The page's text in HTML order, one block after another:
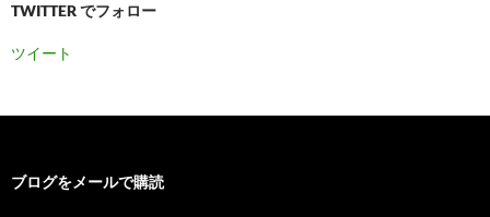
TWITTER でフォロー
ツイート
ブログをメールで購読